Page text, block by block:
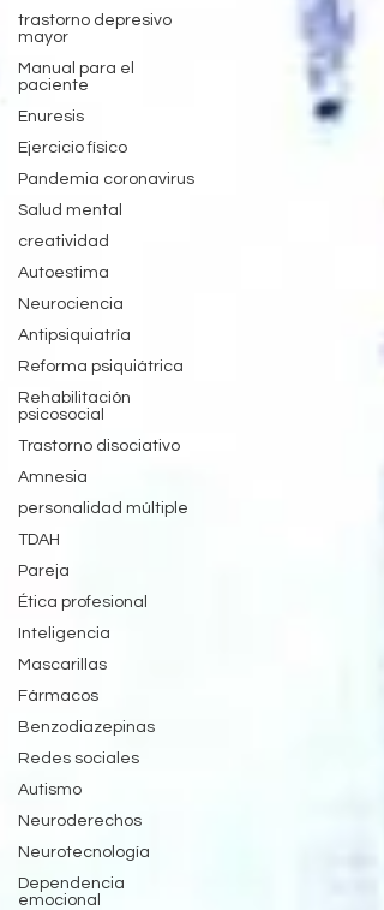
trastorno depresivo
mayor
Manual para el
paciente
Enuresis
Ejercicio físico
Pandemia coronavirus
Salud mental
creatividad
Autoestima
Neurociencia
Antipsiquiatría
Reforma psiquiátrica
Rehabilitación
psicosocial
Trastorno disociativo
Amnesia
personalidad múltiple
TDAH
Pareja
Ética profesional
Inteligencia
Mascarillas
Fármacos
Benzodiazepinas
Redes sociales
Autismo
Neuroderechos
Neurotecnología
Dependencia
emocional